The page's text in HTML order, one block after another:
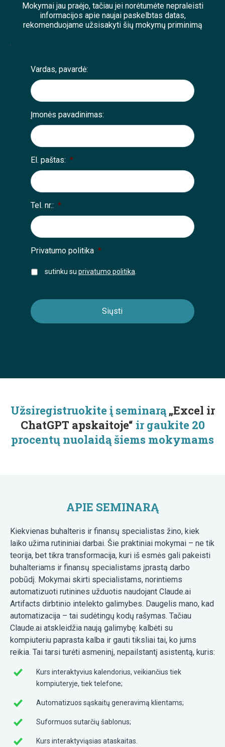
Mokymai jau praėjo, tačiau jei norėtumėte nepraleisti
informacijos apie naujai paskelbtas datas,
rekomenduojame užsisakyti šių mokymų priminimą
;
Vardas, pavardė:
Įmonės pavadinimas:
El. paštas: *
Tel. nr.: *
Privatumo politika *
sutinku su privatumo politika
Užsiregistruokite į seminarą „Excel ir
ChatGPT apskaitoje“ ir gaukite 20
procentų nuolaidą šiems mokymams
APIE SEMINARĄ
Kiekvienas buhalteris ir finansų specialistas žino, kiek
laiko užima rutininiai darbai. Šie praktiniai mokymai – ne tik
teorija, bet tikra transformacija, kuri iš esmės gali pakeisti
buhalteriams ir finansų specialistams įprastą darbo
pobūdį. Mokymai skirti specialistams, norintiems
automatizuoti rutinines užduotis naudojant Claude.ai
Artifacts dirbtinio intelekto galimybes. Daugelis mano, kad
automatizacija – tai sudėtingų kodų rašymas. Tačiau
Claude.ai atskleidžia naują galimybę: kalbėti su
kompiuteriu paprasta kalba ir gauti tiksliai tai, ko jums
reikia. Tai tarsi turėti asmeninį, nepailstantį asistentą, kuris:
Kurs interaktyvius kalendorius, veikiančius tiek
kompiuteryje, tiek telefone;
Automatizuos sąskaitų generavimą klientams;
Suformuos sutarčių šablonus;
Kurs interaktyviąsias ataskaitas.